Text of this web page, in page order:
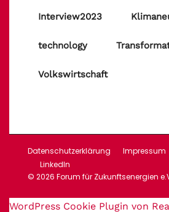
Interview2023
technology
Volkswirtschaft
Datenschutzerklärung Impressum
LinkedIn
© 2026 Forum für Zukunftsenergien
WordPress Cookie Plugin von